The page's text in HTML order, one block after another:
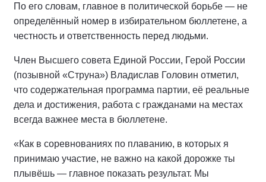
По его словам, главное в политической борьбе — не
определённый номер в избирательном бюллетене, а
честность и ответственность перед людьми.
Член Высшего совета Единой России, Герой России
(позывной «Струна») Владислав Головин отметил,
что содержательная программа партии, её реальные
дела и достижения, работа с гражданами на местах
всегда важнее места в бюллетене.
«Как в соревнованиях по плаванию, в которых я
принимаю участие, не важно на какой дорожке ты
плывёшь — главное показать результат. Мы